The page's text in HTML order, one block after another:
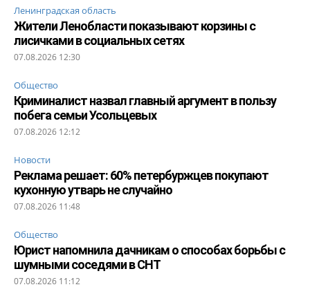
Ленинградская область
Жители Ленобласти показывают корзины с
лисичками в социальных сетях
07.08.2026 12:30
Общество
Криминалист назвал главный аргумент в пользу
побега семьи Усольцевых
07.08.2026 12:12
Новости
Реклама решает: 60% петербуржцев покупают
кухонную утварь не случайно
07.08.2026 11:48
Общество
Юрист напомнила дачникам о способах борьбы с
шумными соседями в СНТ
07.08.2026 11:12